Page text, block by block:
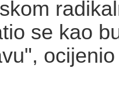
se kao